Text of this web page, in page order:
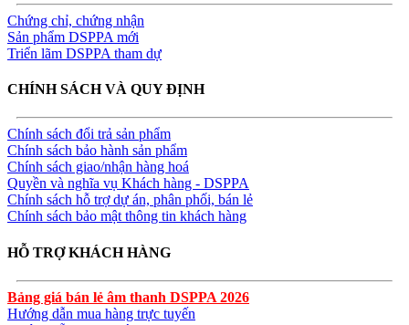
Chứng chỉ, chứng nhận
Sản phẩm DSPPA mới
Triển lãm DSPPA tham dự
CHÍNH SÁCH VÀ QUY ĐỊNH
Chính sách đổi trả sản phẩm
Chính sách bảo hành sản phẩm
Chính sách giao/nhận hàng hoá
Quyền và nghĩa vụ Khách hàng - DSPPA
Chính sách hỗ trợ dự án, phân phối, bán lẻ
Chính sách bảo mật thông tin khách hàng
HỖ TRỢ KHÁCH HÀNG
Bảng giá bán lẻ âm thanh DSPPA 2026
Hướng dẫn mua hàng trực tuyến